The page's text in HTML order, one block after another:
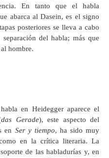
En tanto que el habla
abarca al Dasein, es el signo
posteriores se lleva a cabo
del habla; más que
hombre.
en Heidegger aparece el
das Gerade), este aspecto del
en Ser y tiempo, ha sido muy
en la crítica literaria. La
de las habladurías y, en